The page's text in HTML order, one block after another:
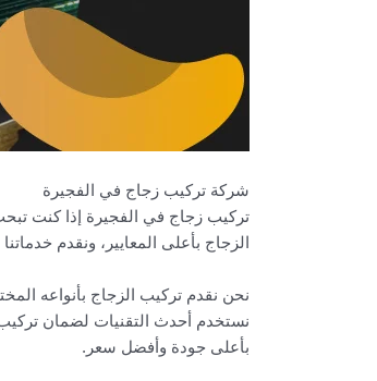
شركة تركيب زجاج في الفجيرة
تركيب زجاج في الفجيرة إذا كنت
الزجاج بأعلى المعايير، ونقدم
نحن نقدم تركيب الزجاج بأنواعه
نستخدم أحدث التقنيات لضمان
بأعلى جودة وأفضل سعر.